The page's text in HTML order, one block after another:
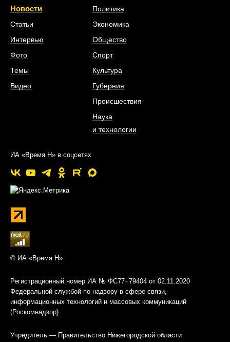
Новости
Статьи
Интервью
Фото
Темы
Видео
Политика
Экономика
Общество
Спорт
Культура
Губерния
Происшествия
Наука
и технологии
ИА «Время Н» в соцсетях
© ИА «Время Н»
Регистрационный номер ИА № ФС77−79404 от 02.11.2020
Федеральной службой по надзору в сфере связи,
информационных технологий и массовых коммуникаций
(Роскомнадзор)
Учредитель — Правительство Нижегородской области